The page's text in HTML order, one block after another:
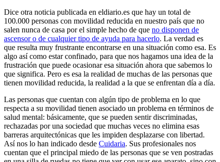
Dice otra noticia publicada en eldiario.es que hay un total de
100.000 personas con movilidad reducida en nuestro país que no
salen nunca de casa por el simple hecho de que no disponen de
ascensor o de cualquier tipo de ayuda para hacerlo. La verdad es
que resulta muy frustrante encontrarse en una situación como esa. Es
algo así como estar confinado, para que nos hagamos una idea de la
frustración que puede ocasionar esa situación ahora que sabemos lo
que significa. Pero es esa la realidad de muchas de las personas que
tienen movilidad reducida, la realidad a la que se enfrentan día a día.
Las personas que cuentan con algún tipo de problema en lo que
respecta a su movilidad tienen asociado un problema en términos de
salud mental: básicamente, que se pueden sentir discriminadas,
rechazadas por una sociedad que muchas veces no elimina esas
barreras arquitectónicas que les impiden desplazarse con libertad.
Así nos lo han indicado desde Cuidaria. Sus profesionales nos
cuentan que el principal miedo de las personas que se ven postradas